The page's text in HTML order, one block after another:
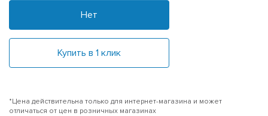
Нет
Купить в 1 клик
*Цена действительна только для интернет-магазина и может
отличаться от цен в розничных магазинах